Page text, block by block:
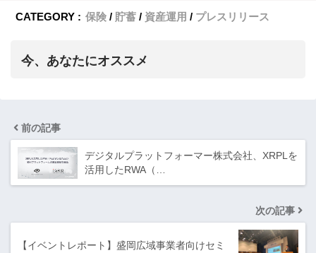
CATEGORY : 保険 貯蓄 資産運用 プレスリリース
今、あなたにオススメ
前の記事
デジタルプラットフォーマー株式会社、XRPLを
活用したRWA（…
次の記事
【イベントレポート】盛岡広域事業者向けセミ